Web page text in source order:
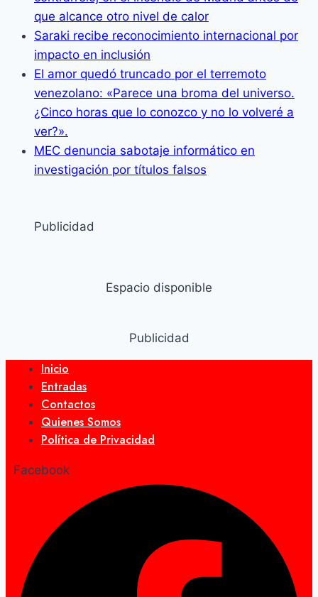
que alcance otro nivel de calor
Saraki recibe reconocimiento internacional por
impacto en inclusión
El amor quedó truncado por el terremoto
venezolano: «Parece una broma del universo.
¿Cinco horas que lo conozco y no lo volveré a
ver?».
MEC denuncia sabotaje informático en
investigación por títulos falsos
Publicidad
Espacio disponible
Publicidad
Inicio
Entradas
Contactos
Quienes Somos
Política de Privacidad
Facebook